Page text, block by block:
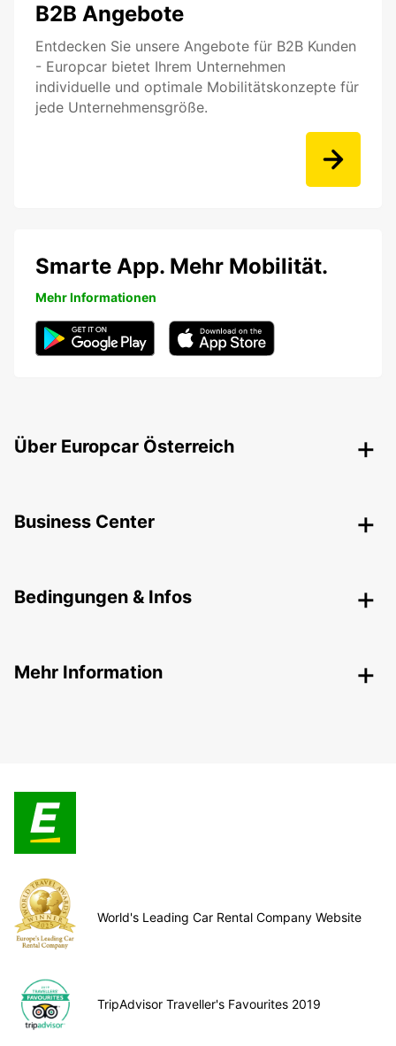
B2B Angebote
Entdecken Sie unsere Angebote für B2B Kunden
- Europcar bietet Ihrem Unternehmen
individuelle und optimale Mobilitätskonzepte für
jede Unternehmensgröße.
Smarte App. Mehr Mobilität.
Mehr Informationen
Über Europcar Österreich
Business Center
Bedingungen & Infos
Mehr Information
World's Leading Car Rental Company Website
TripAdvisor Traveller's Favourites 2019